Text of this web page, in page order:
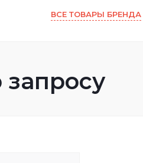
ВСЕ ТОВАРЫ БРЕНДА
запросу